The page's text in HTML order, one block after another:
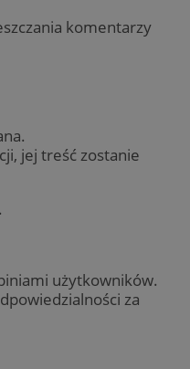
komentarzy
jej treść zostanie
użytkowników.
za